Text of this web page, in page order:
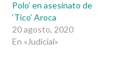
Polo’ en asesinato de
‘Tico’ Aroca
20 agosto, 2020
En «Judicial»